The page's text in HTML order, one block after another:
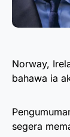
Norway,
bahawa ia
segera